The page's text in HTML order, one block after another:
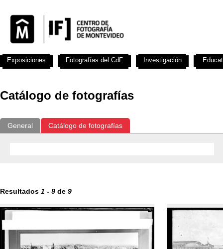
Catálogo de fotografías
General Catálogo de fotografías
Resultados 1 - 9 de 9
Exposiciones Fotografías del CdF Investigación